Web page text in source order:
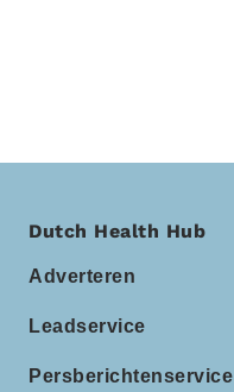
Dutch Health Hub
Adverteren
Leadservice
Persberichtenservice